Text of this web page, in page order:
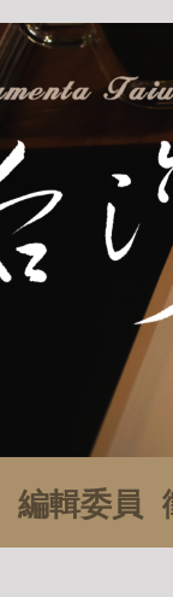
編輯委員